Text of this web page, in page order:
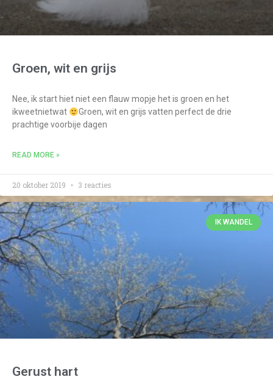
Groen, wit en grijs
Nee, ik start hiet niet een flauw mopje het is groen en het
ikweetnietwat
Groen, wit en grijs vatten perfect de drie
prachtige voorbije dagen
READ MORE »
20 oktober 2019 3 reacties
IK WANDEL
Gerust hart